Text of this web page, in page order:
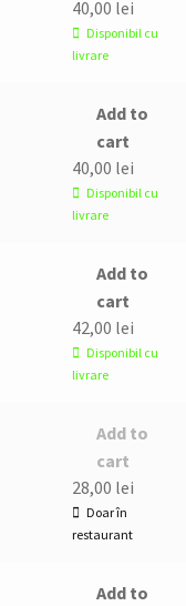
40,00 lei
Disponibil cu
livrare
Add to
cart
40,00 lei
Disponibil cu
livrare
Add to
cart
42,00 lei
Disponibil cu
livrare
Add to
cart
28,00 lei
Doar în
restaurant
Add to